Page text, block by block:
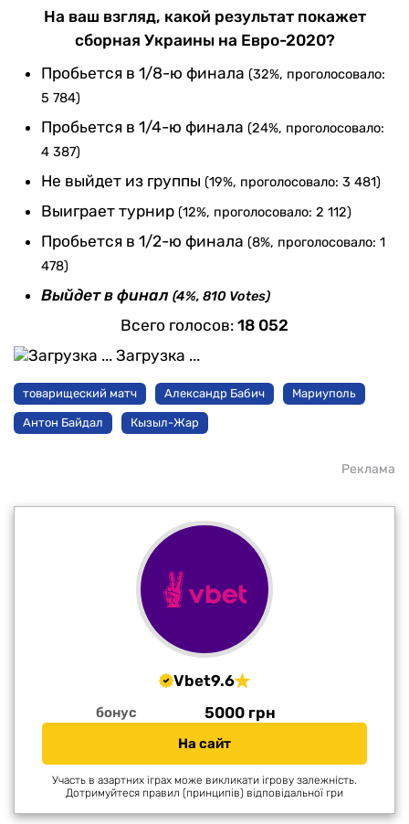
На ваш взгляд, какой результат покажет
сборная Украины на Евро-2020?
Пробьется в 1/8-ю финала (32%, проголосовало:
5 784)
Пробьется в 1/4-ю финала (24%, проголосовало:
4 387)
Не выйдет из группы (19%, проголосовало: 3 481)
Выиграет турнир (12%, проголосовало: 2 112)
Пробьется в 1/2-ю финала (8%, проголосовало: 1
478)
Выйдет в финал (4%, 810 Votes)
Всего голосов: 18 052
Загрузка ...
товарищеский матч Александр Бабич Мариуполь
Антон Байдал Кызыл-Жар
Реклама
Vbet9.6
бонус 5000 грн
На сайт
Участь в азартних іграх може викликати ігрову залежність.
Дотримуйтеся правил (принципів) відповідальної гри